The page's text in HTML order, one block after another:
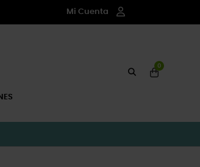
Mi Cuenta
0